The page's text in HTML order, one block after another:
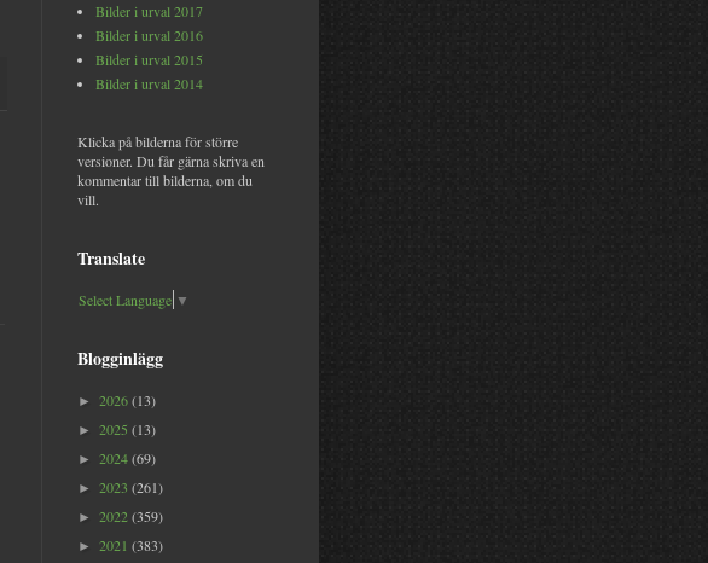
Bilder i urval 2017
Bilder i urval 2016
Bilder i urval 2015
Bilder i urval 2014
Klicka på bilderna för större
versioner. Du får gärna skriva en
kommentar till bilderna, om du
vill.
Translate
Select Language ▼
Blogginlägg
► 2026(13)
► 2025 (13)
► 2024(69)
► 2023 (261)
► 2022(359)
► 2021 (383)